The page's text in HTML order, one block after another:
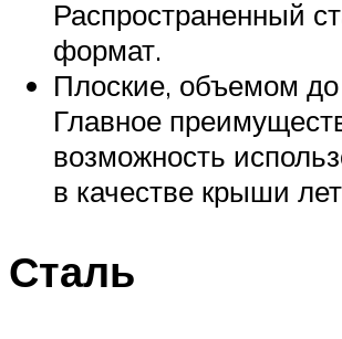
Распространенный
формат.
Плоские, объемом
Главное
возможность
в качестве крыши
Сталь